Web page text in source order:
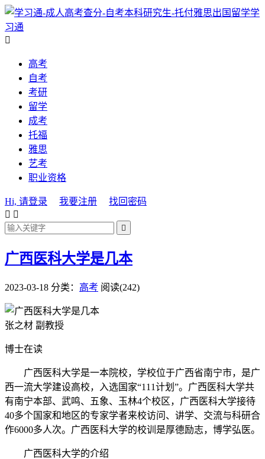
学
习通

高考
自考
考研
留学
成考
托福
雅思
艺考
职业资格
Hi, 请登录 我要注册
找回密码
 

广西医科大学是几本
2023-03-18 分类： 高考 阅读(242)
张之材 副教授
博士在读
广西医科大学是一本院校，学校位于广西省南宁市，是广
西一流大学建设高校，入选国家“111计划”。广西医科大学共
有南宁本部、武鸣、五象、玉林4个校区，广西医科大学接待
40多个国家和地区的专家学者来校访问、讲学、交流与科研合
作6000多人次。广西医科大学的校训是厚德励志，博学弘医。
广西医科大学的介绍